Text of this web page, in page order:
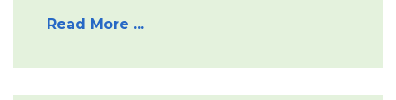
Read More ...